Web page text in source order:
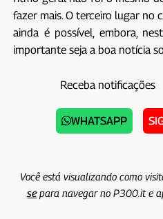
fazer mais. O terceiro lugar no
ainda é possível, embora,
importante seja a boa notícia
Receba notificações
WHATSAPP
Você está visualizando como
separa navegar no P300.it e